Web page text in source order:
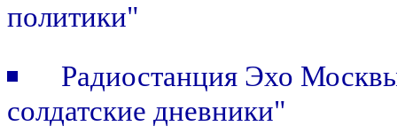
политики"
Радиостанция Эхо
солдатские дневники"